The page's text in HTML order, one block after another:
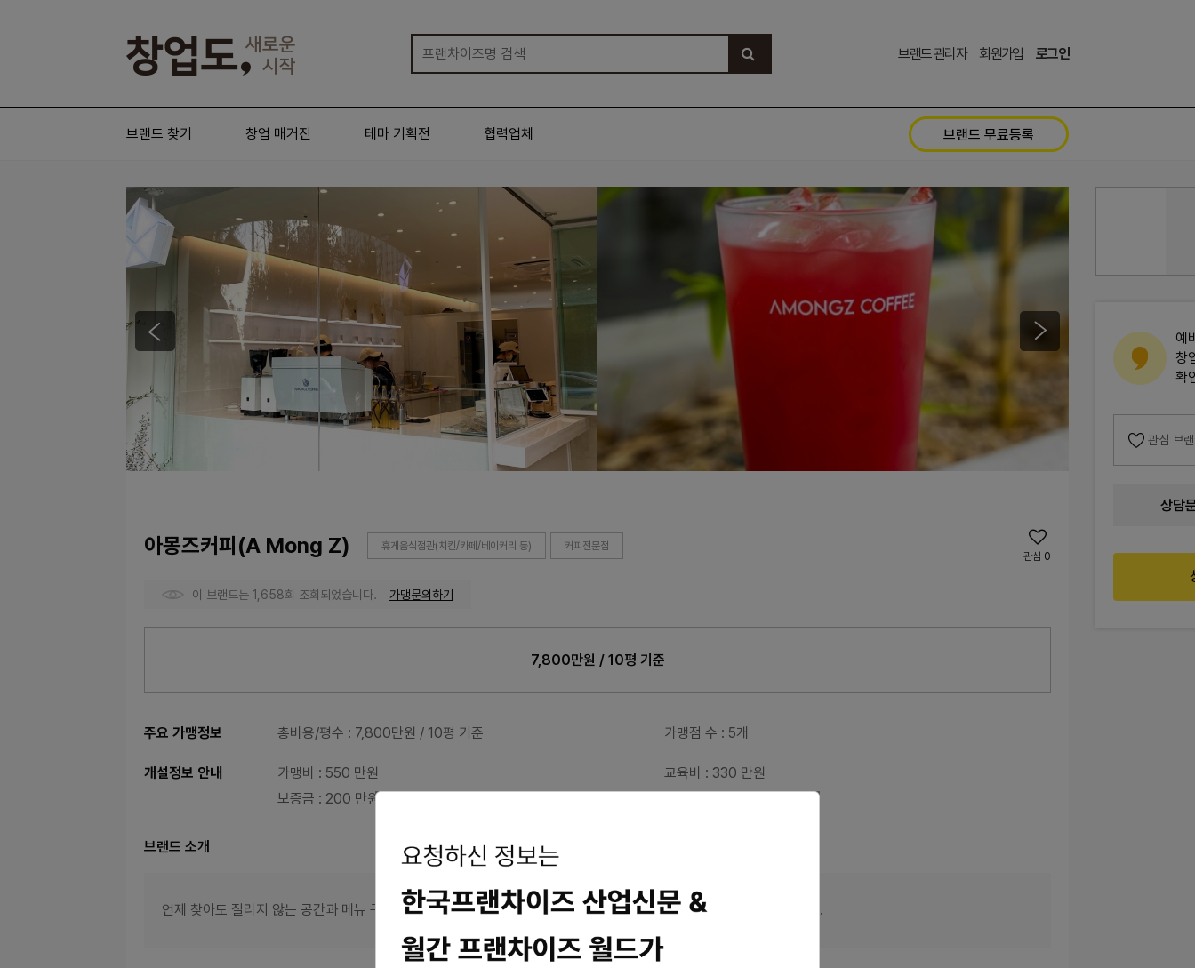
브랜드 관리자 회원가입 로그인
브랜드 찾기 창업 매거진 테마 기획전 협력업체 브랜드 무료등록
아몽즈커피(A Mong Z) 휴게음식점관(치킨/카페/베이커리 등)
커피전문점
관심 0
이 브랜드는 1,658회 조회되었습니다. 가맹문의하기
7,800만원 / 10평 기준
주요 가맹정보 총비용/평수 : 7,800만원 / 10평 기준 가맹점 수 : 5개
개설정보 안내 가맹비 : 550 만원 교육비
: 330 만원
보증금 : 200 만원
브랜드 소개
언제 찾아도 질리지 않는 공간과 메뉴 구성, 그리고 본사의 체계적 관리까지 더해 성공적인 카페 창업의 시작을 만듭니다.
예
창
확
관심 브
상담